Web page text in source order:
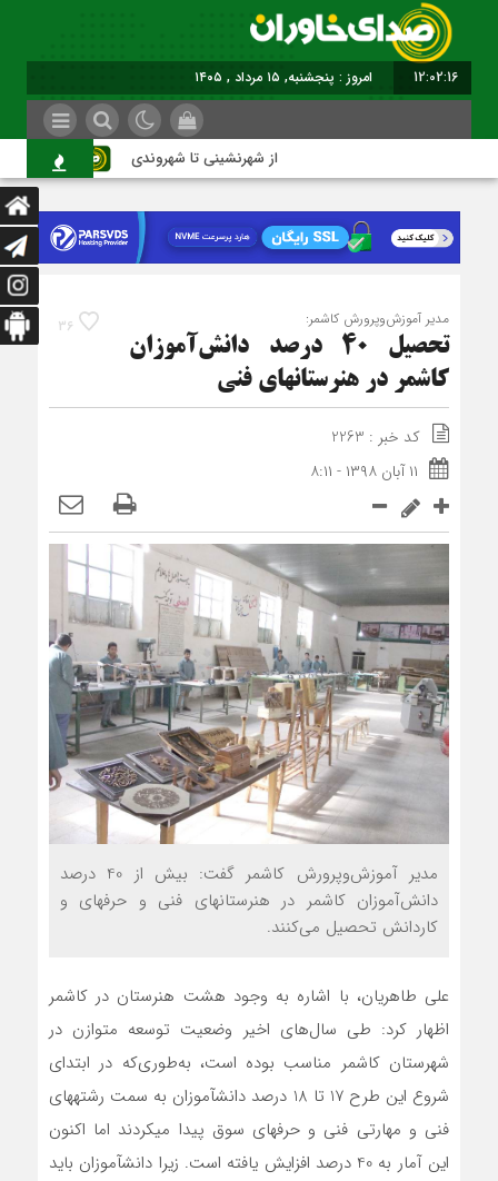
12:02:17 امروز : پنجشنبه, ۱۵ مرداد , ۱۴۰۵
از شهرنشینی تا شهروندی
36 مدیر آموزش‌وپرورش کاشمر:
تحصیل 40 درصد دانش‌آموزان
کاشمر در هنرستان‎های فنی
کد خبر : 2263
۱۱ آبان ۱۳۹۸ - ۸:۱۱
مدیر آموزش‌وپرورش کاشمر گفت: بیش از 40 درصد
دانش‌آموزان کاشمر در هنرستان‎های فنی و حرفه‎ای و
کاردانش تحصیل می‌کنند.
علی طاهریان، با اشاره به وجود هشت هنرستان در کاشمر
اظهار کرد: طی سال‌های اخیر وضعیت توسعه متوازن در
شهرستان کاشمر مناسب بوده است، به‌طوری‌که در ابتدای
شروع این طرح 17 تا 18 درصد دانش‏آموزان به سمت رشته‎های
فنی و مهارتی فنی و حرفه‎ای سوق پیدا می‎کردند اما اکنون
این آمار به 40 درصد افزایش یافته است. زیرا دانش‏آموزان باید